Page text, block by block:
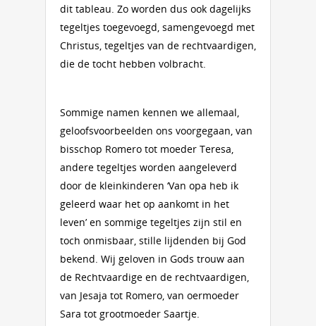
dit tableau. Zo worden dus ook dagelijks
tegeltjes toegevoegd, samengevoegd met
Christus, tegeltjes van de rechtvaardigen,
die de tocht hebben volbracht.
Sommige namen kennen we allemaal,
geloofsvoorbeelden ons voorgegaan, van
bisschop Romero tot moeder Teresa,
andere tegeltjes worden aangeleverd
door de kleinkinderen ‘Van opa heb ik
geleerd waar het op aankomt in het
leven’ en sommige tegeltjes zijn stil en
toch onmisbaar, stille lijdenden bij God
bekend. Wij geloven in Gods trouw aan
de Rechtvaardige en de rechtvaardigen,
van Jesaja tot Romero, van oermoeder
Sara tot grootmoeder Saartje.